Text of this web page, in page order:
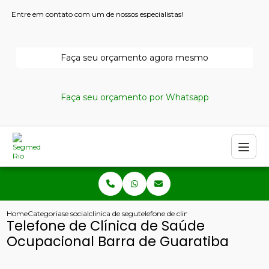
Entre em contato com um de nossos especialistas!
Faça seu orçamento agora mesmo
Faça seu orçamento por Whatsapp
HomeCategoriase socialclinica de seguranca do trabalho
telefone de clinica de saude
Telefone de Clínica de Saúde
Ocupacional Barra de Guaratiba